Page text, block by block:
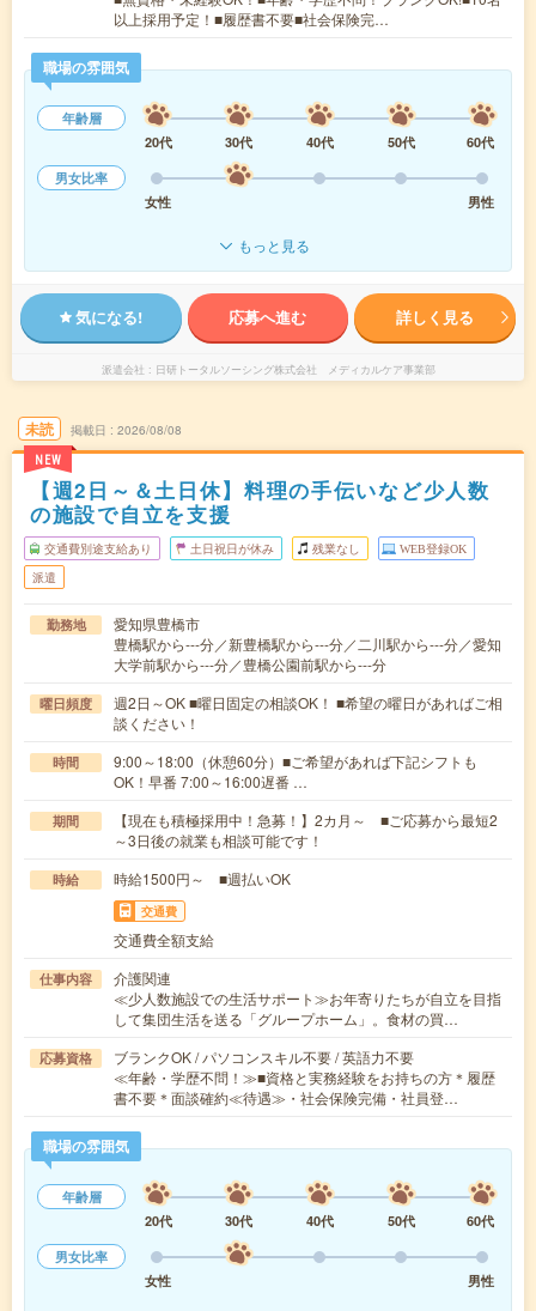
以上採用予定！■履歴書不要■社会保険完…
職場の雰囲気
年齢層
20代
30代 40代 50代
60代
男女比率
女性
男性
もっと見る
気になる! 応募へ進む 詳しく見る
派遣会社 日研トータルソーシング株式会社 メディカルケア事業部
未読
NEW
掲載日 2026/08/08
【週2日～＆土日休】料理の手伝いなど少人数
の施設で自立を支援
交通費別途支給あり 土日祝日が休み 残業なし WEB登録OK
派遣
勤務地
愛知県豊橋市
豊橋駅から---分／新豊橋駅から---分／二川駅から---分／愛知
大学前駅から---分／豊橋公園前駅から---分
曜日頻度
週2日～OK ■曜日固定の相談OK！ ■希望の曜日があればご相
談ください！
時間
9:00～18:00（休憩60分）■ご希望があれば下記シフトも
OK！早番 7:00～16:00遅番 …
期間
【現在も積極採用中！急募！】2カ月～ ■ご応募から最短2
～3日後の就業も相談可能です！
時給 時給1500円～ ■週払いOK
交通費
交通費全額支給
仕事内容
介護関連
≪少人数施設での生活サポート≫お年寄りたちが自立を目指
して集団生活を送る「グループホーム」。食材の買…
応募資格
ブランクOK / パソコンスキル不要 / 英語力不要
≪年齢・学歴不問！≫■資格と実務経験をお持ちの方＊履歴
書不要＊面談確約≪待遇≫・社会保険完備・社員登…
職場の雰囲気
年齢層
20代
30代 40代 50代
60代
男女比率
女性
男性